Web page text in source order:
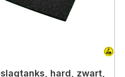
hard, zwart,